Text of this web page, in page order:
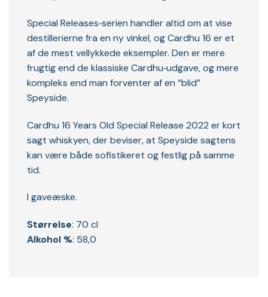
Special Releases‑serien handler altid om at vise
destillerierne fra en ny vinkel, og Cardhu 16 er et
af de mest vellykkede eksempler. Den er mere
frugtig end de klassiske Cardhu‑udgave, og mere
kompleks end man forventer af en “blid”
Speyside.
Cardhu 16 Years Old Special Release 2022 er kort
sagt whiskyen, der beviser, at Speyside sagtens
kan være både sofistikeret og festlig på samme
tid.
I gaveæske.
Størrelse: 70 cl
Alkohol %: 58,0